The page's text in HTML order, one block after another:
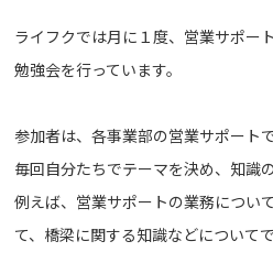
ライフクでは月に１度、営業サポー
勉強会を行っています。
参加者は、各事業部の営業サポートで
毎回自分たちでテーマを決め、知識
例えば、営業サポートの業務につい
て、橋梁に関する知識などについてで